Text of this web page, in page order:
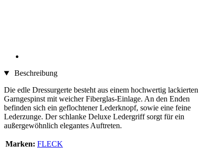
Beschreibung
Die edle Dressurgerte besteht aus einem hochwertig lackierten
Garngespinst mit weicher Fiberglas-Einlage. An den Enden
befinden sich ein geflochtener Lederknopf, sowie eine feine
Lederzunge. Der schlanke Deluxe Ledergriff sorgt für ein
außergewöhnlich elegantes Auftreten.
Marken: FLECK